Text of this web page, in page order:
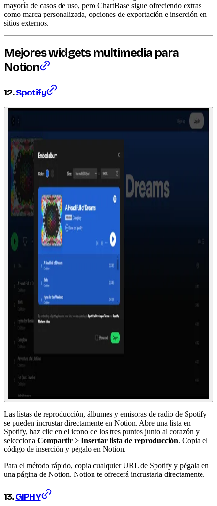
mayoría de casos de uso, pero ChartBase sigue ofreciendo extras
como marca personalizada, opciones de exportación e inserción en
sitios externos.
Mejoreswidgetsmultimedia para
Notion
12.Spotify
Las listas de reproducción, álbumes y emisoras de radio de Spotify
se pueden incrustar directamente en Notion. Abre una lista en
Spotify, haz clic en el icono de los tres puntos junto al corazón y
selecciona Compartir > Insertar lista de reproducción. Copia el
código de inserción y pégalo en Notion.
Para el método rápido, copia cualquier URL de Spotify y pégala en
una página de Notion. Notion te ofrecerá incrustarla directamente.
13.GIPHY